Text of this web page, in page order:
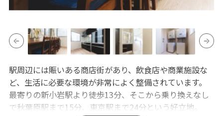
駅周辺には賑いある商店街があり、飲食店や商業施設な
ど、生活に必要な環境が非常によく整備されています。
最寄りの新小岩駅より徒歩13分、そこから乗り換えなし
で秋葉原駅まで15分、東京駅まで24分という好立地。